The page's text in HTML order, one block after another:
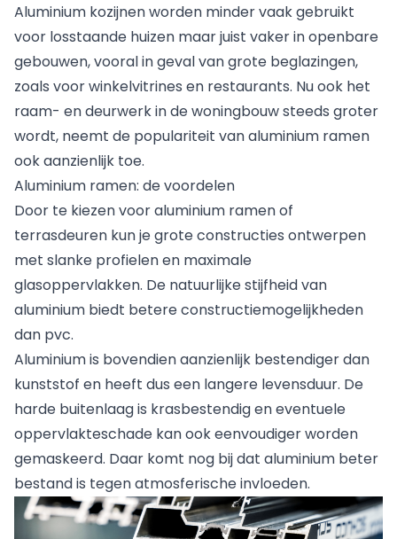
Aluminium kozijnen worden minder vaak gebruikt
voor losstaande huizen maar juist vaker in openbare
gebouwen, vooral in geval van grote beglazingen,
zoals voor winkelvitrines en restaurants. Nu ook het
raam- en deurwerk in de woningbouw steeds groter
wordt, neemt de populariteit van aluminium ramen
ook aanzienlijk toe.
Aluminium ramen: de voordelen
Door te kiezen voor aluminium ramen of
terrasdeuren kun je grote constructies ontwerpen
met slanke profielen en maximale
glasoppervlakken. De natuurlijke stijfheid van
aluminium biedt betere constructiemogelijkheden
dan pvc.
Aluminium is bovendien aanzienlijk bestendiger dan
kunststof en heeft dus een langere levensduur. De
harde buitenlaag is krasbestendig en eventuele
oppervlakteschade kan ook eenvoudiger worden
gemaskeerd. Daar komt nog bij dat aluminium beter
bestand is tegen atmosferische invloeden.